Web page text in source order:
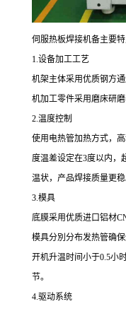
伺服热板焊接机备主要特
1.设备加工工艺
机架主体采用优质钢方
机加工零件采用磨床研磨
2.温度控制
使用电热管加热方式，
度温差设定在3度以内，
温状，产品焊接质量更稳
3.模具
底膜采用优质进口铝材
模具分別分布发热管确
开机升温时间小于0.5小
节。
4.驱动系统